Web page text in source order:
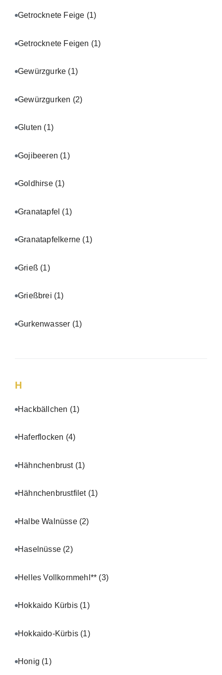
Getrocknete Feige (1)
Getrocknete Feigen (1)
Gewürzgurke (1)
Gewürzgurken (2)
Gluten (1)
Gojibeeren (1)
Goldhirse (1)
Granatapfel (1)
Granatapfelkerne (1)
Grieß (1)
Grießbrei (1)
Gurkenwasser (1)
H
Hackbällchen (1)
Haferflocken (4)
Hähnchenbrust (1)
Hähnchenbrustfilet (1)
Halbe Walnüsse (2)
Haselnüsse (2)
Helles Vollkornmehl** (3)
Hokkaido Kürbis (1)
Hokkaido-Kürbis (1)
Honig (1)